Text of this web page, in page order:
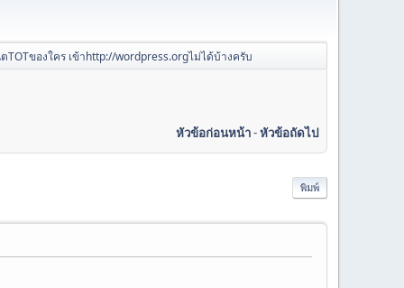
ตTOTของใคร เข้าhttp://wordpress.orgไม่ได้บ้างครับ
หัวข้อก่อนหน้า-หัวข้อถัดไป
พิมพ์